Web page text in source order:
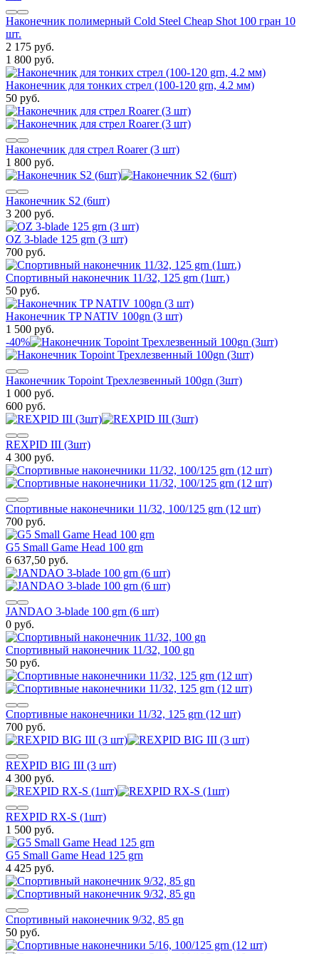
Наконечник полимерный Cold Steel Cheap Shot 100 гран 10
шт.
2 175 руб.
1 800 руб.
Наконечник для тонких стрел (100-120 grn, 4.2 мм)
50 руб.
Наконечник для стрел Roarer (3 шт)
1 800 руб.
Наконечник S2 (6шт)
3 200 руб.
OZ 3-blade 125 grn (3 шт)
700 руб.
Спортивный наконечник 11/32, 125 grn (1шт.)
50 руб.
Наконечник TP NATIV 100gn (3 шт)
1 500 руб.
-40%
Наконечник Topoint Трехлезвенный 100gn (3шт)
1 000 руб.
600 руб.
REXPID III (3шт)
4 300 руб.
Спортивные наконечники 11/32, 100/125 grn (12 шт)
700 руб.
G5 Small Game Head 100 grn
6 637,50 руб.
JANDAO 3-blade 100 grn (6 шт)
0 руб.
Спортивный наконечник 11/32, 100 gn
50 руб.
Спортивные наконечники 11/32, 125 grn (12 шт)
700 руб.
REXPID BIG III (3 шт)
4 300 руб.
REXPID RX-S (1шт)
1 500 руб.
G5 Small Game Head 125 grn
4 425 руб.
Спортивный наконечник 9/32, 85 gn
50 руб.